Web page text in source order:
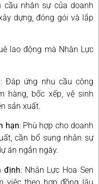
nhân sự của doanh
dựng, đóng gói và lắp
lao động mà Nhân Lực
: Đáp ứng nhu cầu công
hàng, bốc xếp, vệ sinh
sản xuất.
hạn: Phù hợp cho doanh
cần bổ sung nhân sự
án ngắn ngày.
định: Nhân Lực Hoa Sen
việc theo hợp đồng lâu